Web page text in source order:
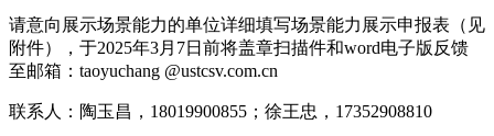
请意向展示场景能力的单位详细填写场景能力展示申报表（见
附件），于2025年3月7日前将盖章扫描件和word电子版反馈
至邮箱：taoyuchang @ustcsv.com.cn
联系人：陶玉昌，18019900855；徐王忠，17352908810